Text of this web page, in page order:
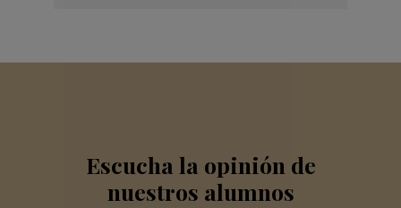
Escucha la opinión de
nuestros alumnos